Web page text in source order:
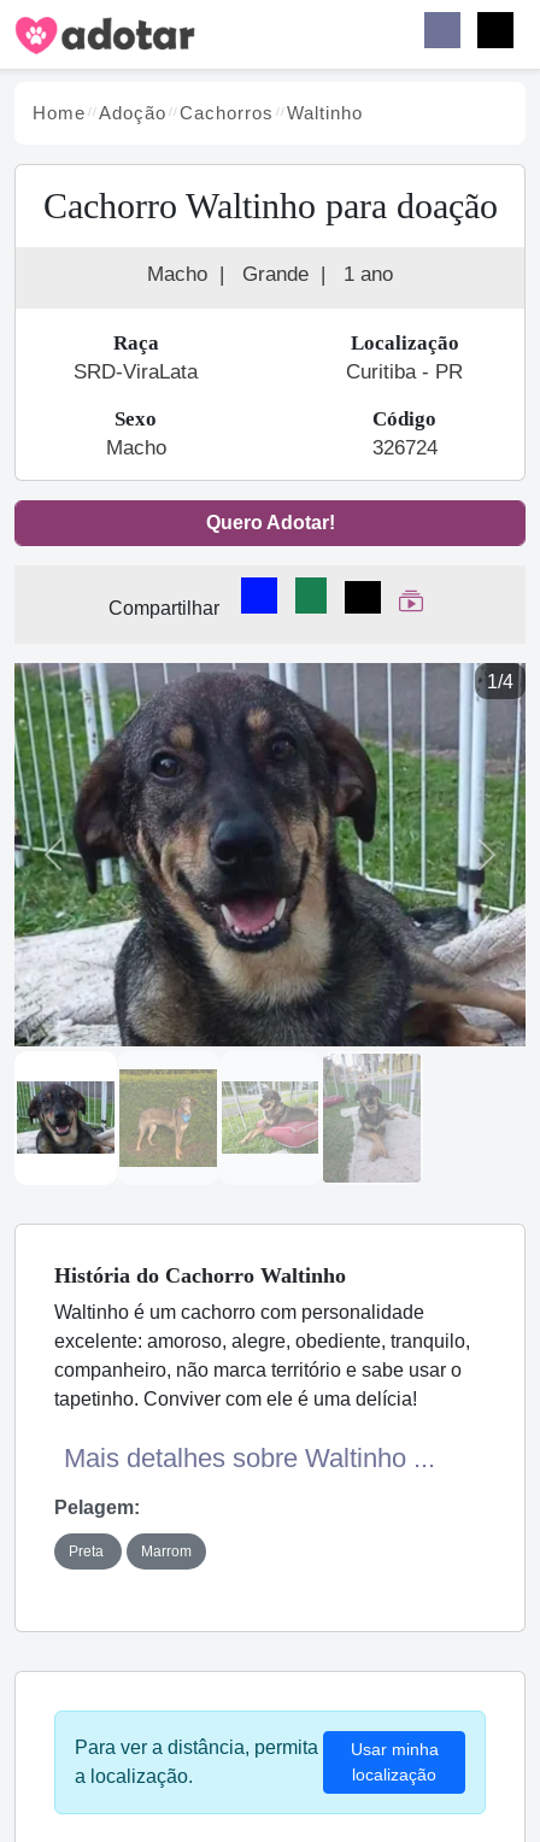
Home Adoção Cachorros Waltinho
Cachorro Waltinho para doação
Macho | Grande | 1 ano
Raça
SRD-ViraLata
Localização
Curitiba - PR
Sexo
Macho
Código
326724
Quero Adotar!
Compartilhar
Compartilhar no Facebook
Compartilhar no
Compartilhar
Ver Web Story
1/4
Previous Next
História do Cachorro Waltinho
Waltinho é um cachorro com personalidade
excelente: amoroso, alegre, obediente, tranquilo,
companheiro, não marca território e sabe usar o
tapetinho. Conviver com ele é uma delícia!
Mais detalhes sobre Waltinho ...
Pelagem:
Preta Marrom
Para ver a distância, permita
a localização.
Usar minha
localização